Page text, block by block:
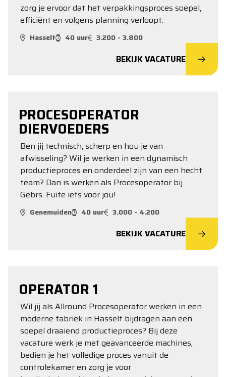
zorg je ervoor dat het verpakkingsproces soepel,
efficiënt en volgens planning verloopt.
Hasselt 40 uur 3.200 - 3.800
BEKIJK VACATURE
PROCESOPERATOR
DIERVOEDERS
Ben jij technisch, scherp en hou je van
afwisseling? Wil je werken in een dynamisch
productieproces en onderdeel zijn van een hecht
team? Dan is werken als Procesoperator bij
Gebrs. Fuite iets voor jou!
Genemuiden 40 uur 3.000 - 4.200
BEKIJK VACATURE
OPERATOR 1
Wil jij als Allround Procesoperator werken in een
moderne fabriek in Hasselt bijdragen aan een
soepel draaiend productieproces? Bij deze
vacature werk je met geavanceerde machines,
bedien je het volledige proces vanuit de
controlekamer en zorg je voor